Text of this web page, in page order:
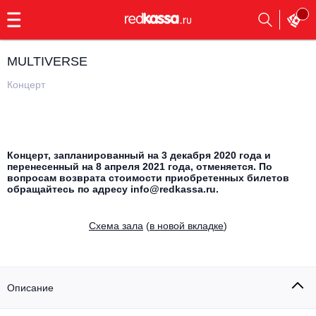
Как купить
Выбрать другой город
23:00
Заказать
обратный
Электронная музыка
Концерты на теплоходе
Все события
Все события
MULTIVERSE
Концерт
Концерт, запланированный на 3 декабря 2020 года и
перенесенный на 8 апреля 2021 года, отменяется. По
вопросам возврата стоимости приобретенных билетов
обращайтесь по адресу info@redkassa.ru.
Cхема зала (в новой вкладке)
Описание